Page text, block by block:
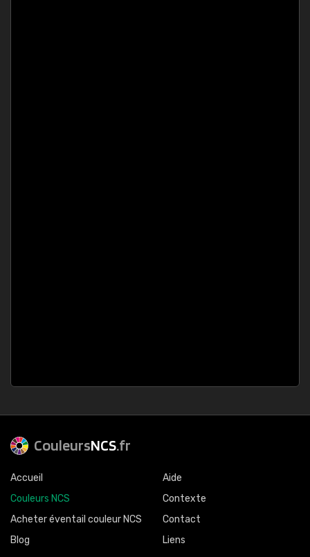
CouleursNCS.fr
Accueil
Couleurs NCS
Acheter éventail couleur NCS
Blog
Aide
Contexte
Contact
Liens